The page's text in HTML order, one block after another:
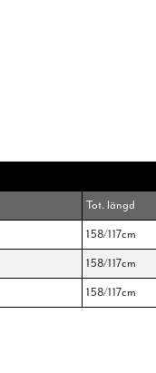
Tot. längd
158/117cm
158/117cm
158/117cm